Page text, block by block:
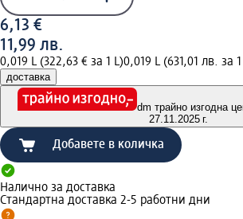
6,13 €
11,99 лв.
0,019 L (322,63 € за 1 L)0,019 L (631,01 лв. за 1
доставка
dm трайно изгодна
27.11.2025 г.
Добавете в количка
Налично за доставка
Стандартна доставка 2-5 работни дни